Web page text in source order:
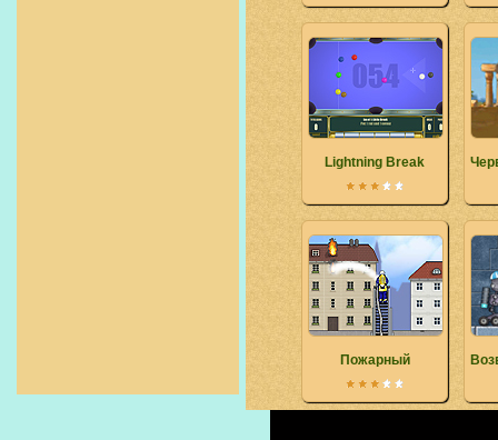
Lightning Break
Пожарный